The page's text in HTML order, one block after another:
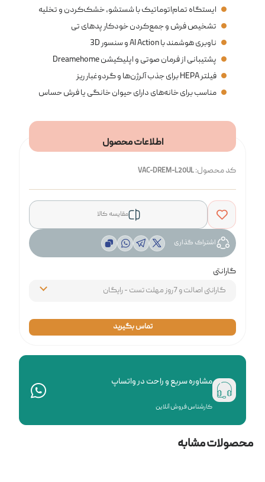
ایستگاه تمام‌اتوماتیک با شستشو، خشک‌کردن و تخلیه
تشخیص فرش و جمع‌کردن خودکار پدهای تی
ناوبری هوشمند با AI Action و سنسور 3D
پشتیبانی از فرمان صوتی و اپلیکیشن Dreamehome
فیلتر HEPA برای جذب آلرژن‌ها و گردوغبار ریز
مناسب برای خانه‌های دارای حیوان خانگی یا فرش حساس
اطلاعات محصول
کد محصول:VAC-DREM-L20UL
مقایسه کالا
اشتراک گذاری
گارانتی
تماس بگیرید
مشاوره سریع و راحت در واتساپ
کارشناس فروش آنلاین
محصولات مشابه